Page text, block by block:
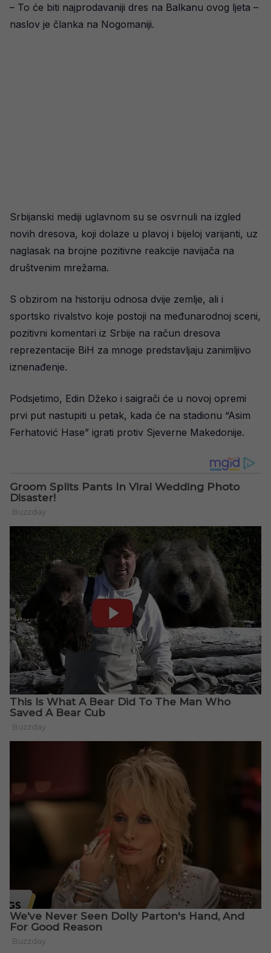
– To će biti najprodavaniji dres na Balkanu ovog ljeta –
naslov je članka na Nogomaniji.
Srbijanski mediji uglavnom su se osvrnuli na izgled
novih dresova, koji dolaze u plavoj i bijeloj varijanti, uz
naglasak na brojne pozitivne reakcije navijača na
društvenim mrežama.
S obzirom na historiju odnosa dvije zemlje, ali i
sportsko rivalstvo koje postoji na međunarodnoj sceni,
pozitivni komentari iz Srbije na račun dresova
reprezentacije BiH za mnoge predstavljaju zanimljivo
iznenađenje.
Podsjetimo, Edin Džeko i saigrači će u novoj opremi
prvi put nastupiti u petak, kada će na stadionu “Asim
Ferhatović Hase” igrati protiv Sjeverne Makedonije.